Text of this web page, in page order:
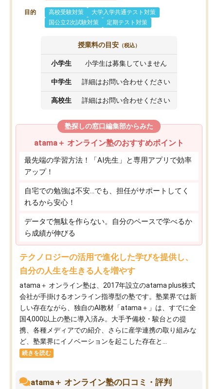
目的 高校受験対策
大学入学共通テスト対策
国公立2次試験対策
定期テスト対策
授業料の目安 （税込）
小学生 小学生は募集していません
中学生 詳細はお問い合わせください
高校生 詳細はお問い合わせください
塾探しの窓口編集部からみた
atama＋ オンライン塾のおすすめポイント
最先端の学習方法！「AI先生」と専用アプリで効率
アップ！
自宅での勉強は不安…でも、担任がサポートしてく
れるから安心！
データで無駄を作らない。自分のペースで学べるか
ら成績が伸びる
テクノロジーの活用で進化した学びを提供し、
自分の人生を生きる人を増やす
atama＋ オンライン塾は、2017年設立のatama plus株式
会社が手掛けるオンライン指導型の塾です。塾業界では新
しい存在ながら、独自のAI教材「atama＋」は、すでに全
国4,000以上の塾に導入済み。大手予備校・駿台との提
携、各種メディアでの紹介、さらに産学連携の取り組みな
ど、塾業界にイノベーションを起こした存在と...
続きを読む
atama＋ オンライン塾の口コミ・評判